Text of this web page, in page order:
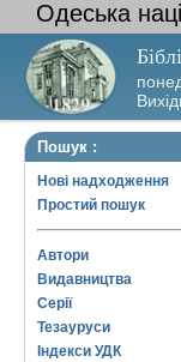
Одеська
Пошук :
Нові надходження
Простий пошук
Автори
Видавництва
Серії
Тезауруси
Індекси УДК